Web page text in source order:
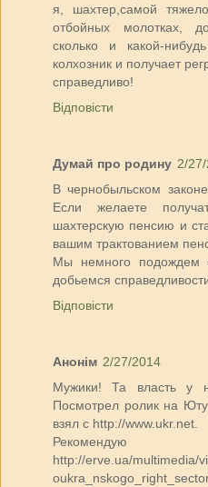
я, шахтер,самой
отбойных молотках,
сколько и какой-
колхозник и получает
справедливо!
Відповісти
Думай про родину 2/
В чернобыльском
Если желаете
шахтерскую пенсию и
вашим трактованием
Мы немного подождем
добьемся
Відповісти
Анонім 2/27/2014
Мужики! Та власть у
Посмотрел ролик на
взял с http://www.ukr.net.
http://erve.ua/multimedia/